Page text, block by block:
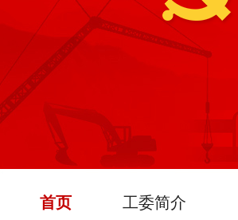
首页 工委简介